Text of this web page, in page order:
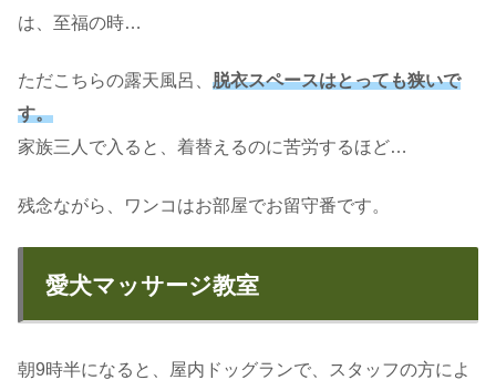
は、至福の時…
ただこちらの露天風呂、 脱衣スペースはとっても狭いで
す。
家族三人で入ると、着替えるのに苦労するほど…
残念ながら、ワンコはお部屋でお留守番です。
愛犬マッサージ教室
朝9時半になると、屋内ドッグランで、スタッフの方によ